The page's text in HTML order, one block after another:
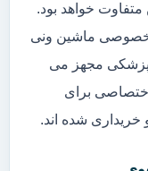
خواهد بود.
خصوصی ماشین ونی
مجهز می
برای
شده اند.